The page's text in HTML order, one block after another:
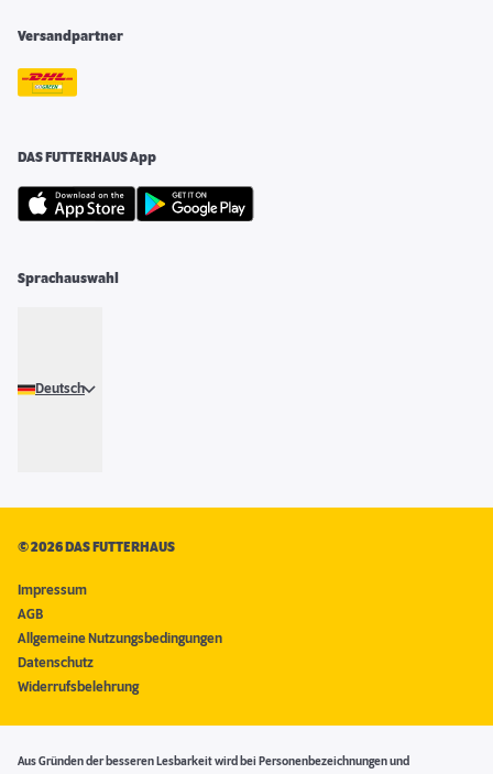
Versandpartner
DAS FUTTERHAUS App
Sprachauswahl
Deutsch
©2026 DAS FUTTERHAUS
Impressum
AGB
Allgemeine Nutzungsbedingungen
Datenschutz
Widerrufsbelehrung
Aus Gründen der besseren Lesbarkeit wird bei Personenbezeichnungen und